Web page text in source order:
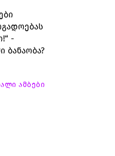
-
ბანაობა?
ამბები